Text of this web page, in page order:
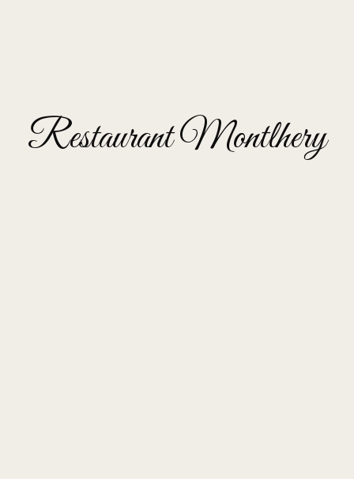
Restaurant Montlhery